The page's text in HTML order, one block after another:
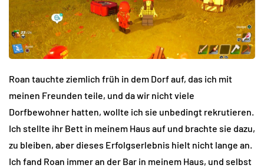
Roan tauchte ziemlich früh in dem Dorf auf, das ich mit
meinen Freunden teile, und da wir nicht viele
Dorfbewohner hatten, wollte ich sie unbedingt rekrutieren.
Ich stellte ihr Bett in meinem Haus auf und brachte sie dazu,
zu bleiben, aber dieses Erfolgserlebnis hielt nicht lange an.
Ich fand Roan immer an der Bar in meinem Haus, und selbst